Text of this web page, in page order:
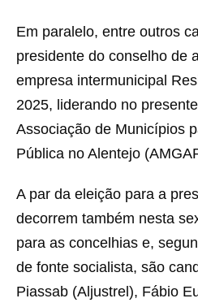
Em paralelo, entre outros
presidente do conselho de
empresa intermunicipal
2025, liderando no
Associação de Municípios
Pública no Alentejo
A par da eleição para a
decorrem também nesta
para as concelhias e,
de fonte socialista, são
Piassab (Aljustrel), Fábio